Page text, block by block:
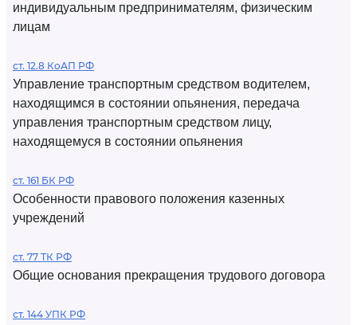
индивидуальным предпринимателям, физическим
лицам
ст. 12.8 КоАП РФ
Управление транспортным средством водителем,
находящимся в состоянии опьянения, передача
управления транспортным средством лицу,
находящемуся в состоянии опьянения
ст. 161 БК РФ
Особенности правового положения казенных
учреждений
ст. 77 ТК РФ
Общие основания прекращения трудового договора
ст. 144 УПК РФ